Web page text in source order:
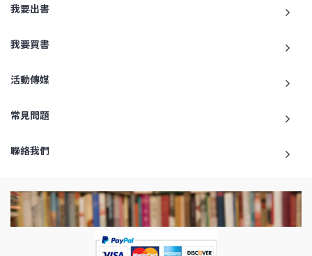
我要出書
我要買書
活動傳媒
常見問題
聯絡我們